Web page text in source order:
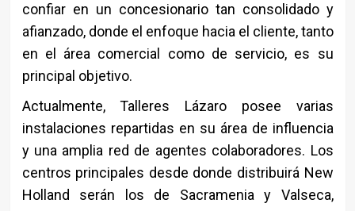
confiar en un concesionario tan consolidado y
afianzado, donde el enfoque hacia el cliente, tanto
en el área comercial como de servicio, es su
principal objetivo.
Actualmente, Talleres Lázaro posee varias
instalaciones repartidas en su área de influencia
y una amplia red de agentes colaboradores. Los
centros principales desde donde distribuirá New
Holland serán los de Sacramenia y Valseca,